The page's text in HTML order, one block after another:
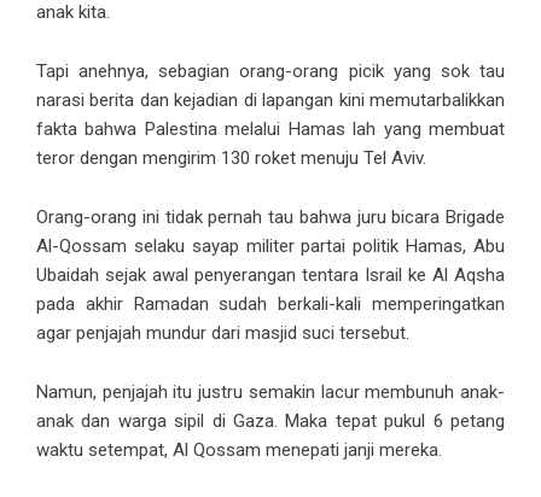
anak kita.
Tapi anehnya, sebagian orang-orang picik yang sok tau
narasi berita dan kejadian di lapangan kini memutarbalikkan
fakta bahwa Palestina melalui Hamas lah yang membuat
teror dengan mengirim 130 roket menuju Tel Aviv.
Orang-orang ini tidak pernah tau bahwa juru bicara Brigade
Al-Qossam selaku sayap militer partai politik Hamas, Abu
Ubaidah sejak awal penyerangan tentara Israil ke Al Aqsha
pada akhir Ramadan sudah berkali-kali memperingatkan
agar penjajah mundur dari masjid suci tersebut.
Namun, penjajah itu justru semakin lacur membunuh anak-
anak dan warga sipil di Gaza. Maka tepat pukul 6 petang
waktu setempat, Al Qossam menepati janji mereka.